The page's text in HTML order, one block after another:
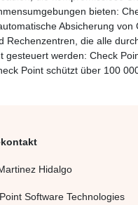
bieten:
Absicherung
Rechenzentren, die alle
gesteuert werden: Check
Point schützt über 100
Hidalgo
Software Technologies